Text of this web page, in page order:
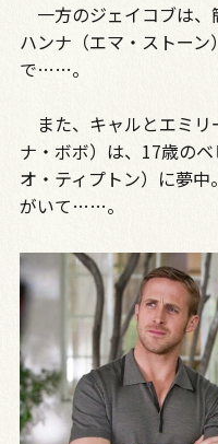
一方のジェイコブは、
ハンナ（エマ・ストー
で……。
また、キャルとエミリ
ナ・ボボ）は、17歳の
オ・ティプトン）に夢
がいて……。